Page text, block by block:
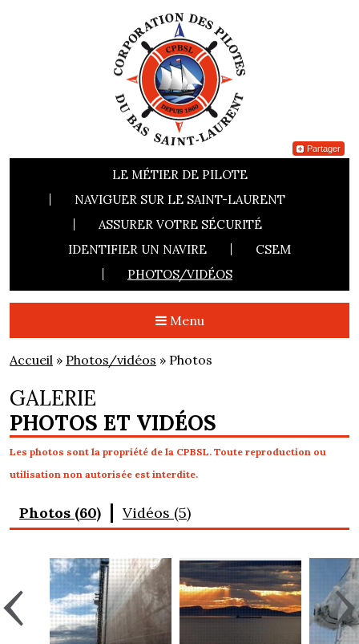
Partager
LE MÉTIER DE PILOTE
NAVIGUER SUR LE SAINT-LAURENT
ASSURER VOTRE SÉCURITÉ
IDENTIFIER UN NAVIRE
CSEM
PHOTOS/VIDÉOS
Menu
Accueil » Photos/vidéos » Photos
GALERIE
PHOTOS ET VIDÉOS
Les photos sont la propriété de la CPBSL. Toute reproduction ou
utilisation non autorisée est interdite.
Photos (60) Vidéos (5)
‹ ›